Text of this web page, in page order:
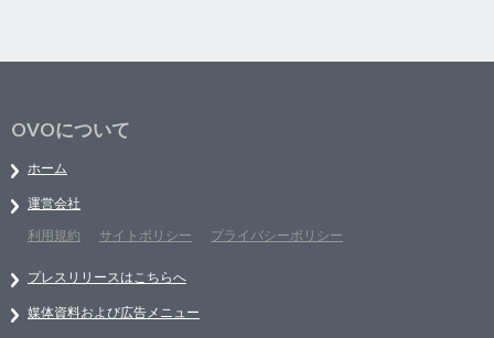
OVOについて
ホーム
運営会社
利用規約
サイトポリシー プライバシーポリシー
プレスリリースはこちらへ
媒体資料および広告メニュー